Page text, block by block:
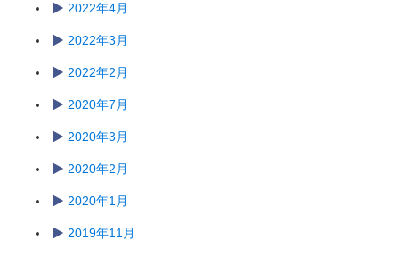
2022年4月
2022年3月
2022年2月
2020年7月
2020年3月
2020年2月
2020年1月
2019年11月